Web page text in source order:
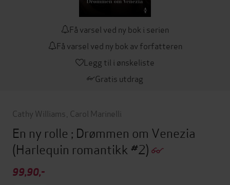
Få varsel ved ny bok i serien
Få varsel ved ny bok av forfatteren
Legg til i ønskeliste
Gratis utdrag
Cathy Williams Carol Marinelli
En ny rolle ; Drømmen om Venezia
(Harlequin romantikk #2)
99,90,-